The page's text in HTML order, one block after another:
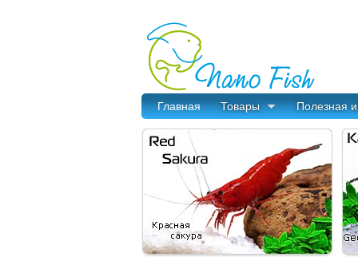
Главная Товары Полезная